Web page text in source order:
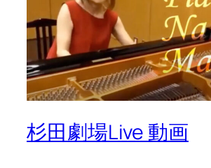
杉田劇場Live 動画